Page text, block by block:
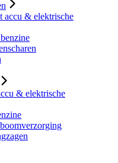
accu & elektrische
& elektrische